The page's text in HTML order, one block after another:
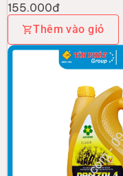
155.000đ
Thêm vào giỏ